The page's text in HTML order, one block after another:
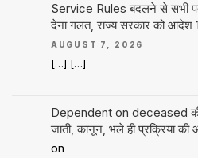
Service Rules बदलने से सभी पद
देना गलत, राज्य सरकार को आदेश
AUGUST 7, 2026
[…] […]
Dependent on deceased की
जाती, कानून, भले ही प्रक्रिया की
on